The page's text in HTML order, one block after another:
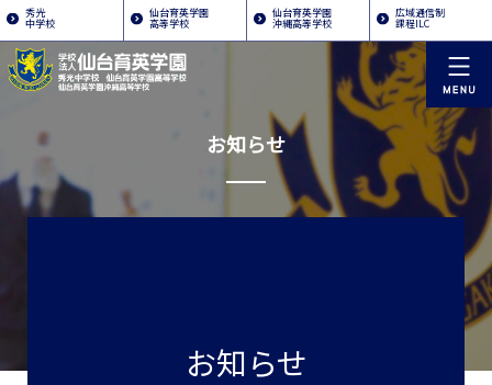
秀光
中学校
仙台育英学園
高等学校
仙台育英学園
沖縄高等学校
広域通信制
課程ILC
お知らせ
お知らせ